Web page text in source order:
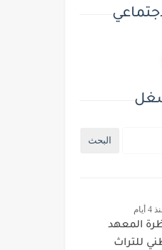
أيام
المعهد
للتراث